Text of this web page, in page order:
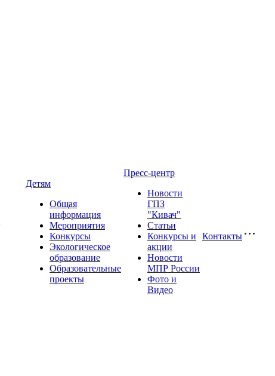
Детям
Общая
информация
Мероприятия
Конкурсы
Экологическое
образование
Образовательные
проекты
Пресс-центр
Новости
ГПЗ
"Кивач"
Статьи
Конкурсы и
акции
Новости
МПР России
Фото и
Видео
Контакты